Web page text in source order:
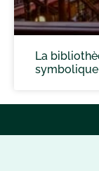
La